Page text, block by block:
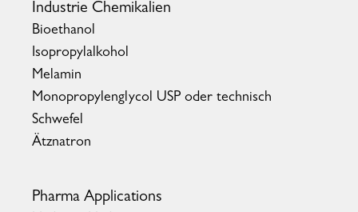
Industrie Chemikalien
Bioethanol
Isopropylalkohol
Melamin
Monopropylenglycol USP oder technisch
Schwefel
Ätznatron
Pharma Applications